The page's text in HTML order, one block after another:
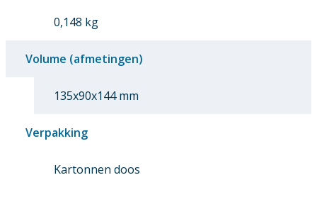
0,148 kg
Volume (afmetingen)
135x90x144 mm
Verpakking
Kartonnen doos